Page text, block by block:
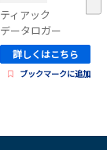
ティアック
データロガー
詳しくはこちら
ブックマークに追加